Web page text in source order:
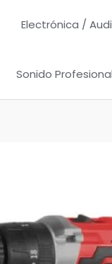
Electrónica /
Sonido Profesional